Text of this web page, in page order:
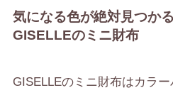
気になる色が絶対見つか
GISELLEのミニ財布
GISELLEのミニ財布はカラ